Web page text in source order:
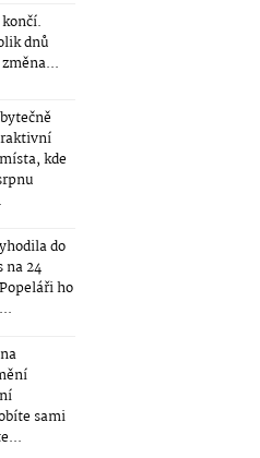
dnů
kde
do
na 24
ho
sami